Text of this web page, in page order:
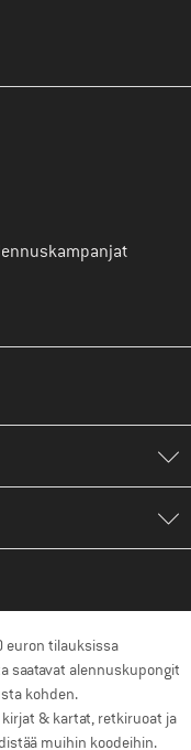
vaiheessa
euron tilauksissa
saatavat alennuskupongit
kohden.
& kartat, retkiruoat ja
muihin koodeihin.